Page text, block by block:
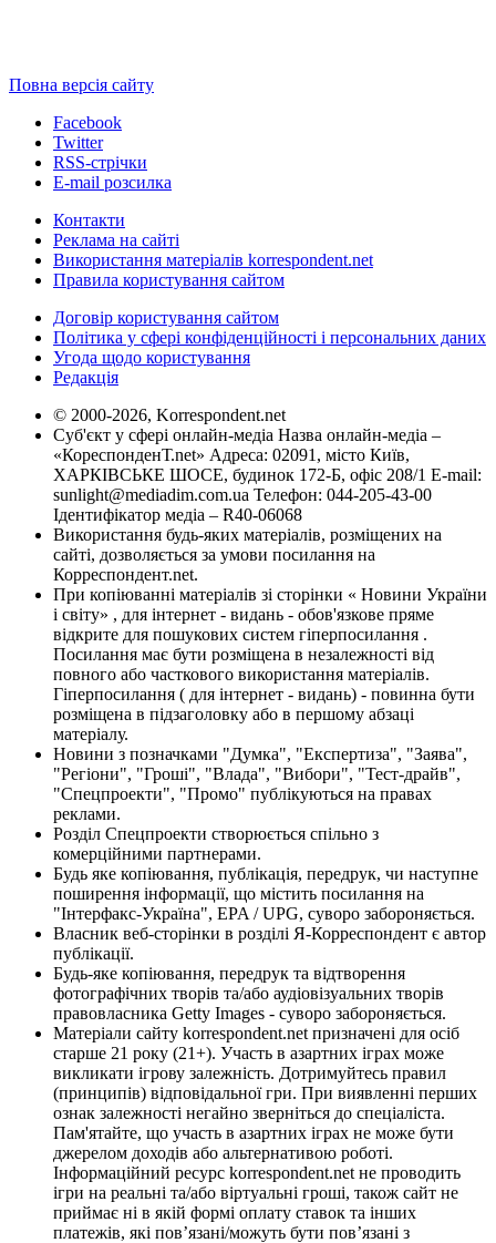
Повна версія сайту
Facebook
Twitter
RSS-стрічки
E-mail розсилка
Контакти
Реклама на сайті
Використання матеріалів korrespondent.net
Правила користування сайтом
Договір користування сайтом
Політика у сфері конфіденційності і персональних даних
Угода щодо користування
Редакція
© 2000-2026, Korrespondent.net
Суб'єкт у сфері онлайн-медіа Назва онлайн-медіа –
«КореспонденТ.net» Адреса: 02091, місто Київ,
ХАРКІВСЬКЕ ШОСЕ, будинок 172-Б, офіс 208/1 E-mail:
sunlight@mediadim.com.ua Телефон: 044-205-43-00
Ідентифікатор медіа – R40-06068
Використання будь-яких матеріалів, розміщених на
сайті, дозволяється за умови посилання на
Корреспондент.net.
При копіюванні матеріалів зі сторінки « Новини України
і світу» , для інтернет - видань - обов'язкове пряме
відкрите для пошукових систем гіперпосилання .
Посилання має бути розміщена в незалежності від
повного або часткового використання матеріалів.
Гіперпосилання ( для інтернет - видань) - повинна бути
розміщена в підзаголовку або в першому абзаці
матеріалу.
Новини з позначками "Думка", "Експертиза", "Заява",
"Регіони", "Гроші", "Влада", "Вибори", "Тест-драйв",
"Спецпроекти", "Промо" публікуються на правах
реклами.
Розділ Спецпроекти створюється спільно з
комерційними партнерами.
Будь яке копіювання, публікація, передрук, чи наступне
поширення інформації, що містить посилання на
"Інтерфакс-Україна", EPA / UPG, суворо забороняється.
Власник веб-сторінки в розділі Я-Корреспондент є автор
публікації.
Будь-яке копіювання, передрук та відтворення
фотографічних творів та/або аудіовізуальних творів
правовласника Getty Images - суворо забороняється.
Матеріали сайту korrespondent.net призначені для осіб
старше 21 року (21+). Участь в азартних іграх може
викликати ігрову залежність. Дотримуйтесь правил
(принципів) відповідальної гри. При виявленні перших
ознак залежності негайно зверніться до спеціаліста.
Пам'ятайте, що участь в азартних іграх не може бути
джерелом доходів або альтернативою роботі.
Інформаційний ресурс korrespondent.net не проводить
ігри на реальні та/або віртуальні гроші, також сайт не
приймає ні в якій формі оплату ставок та інших
платежів, які пов’язані/можуть бути пов’язані з